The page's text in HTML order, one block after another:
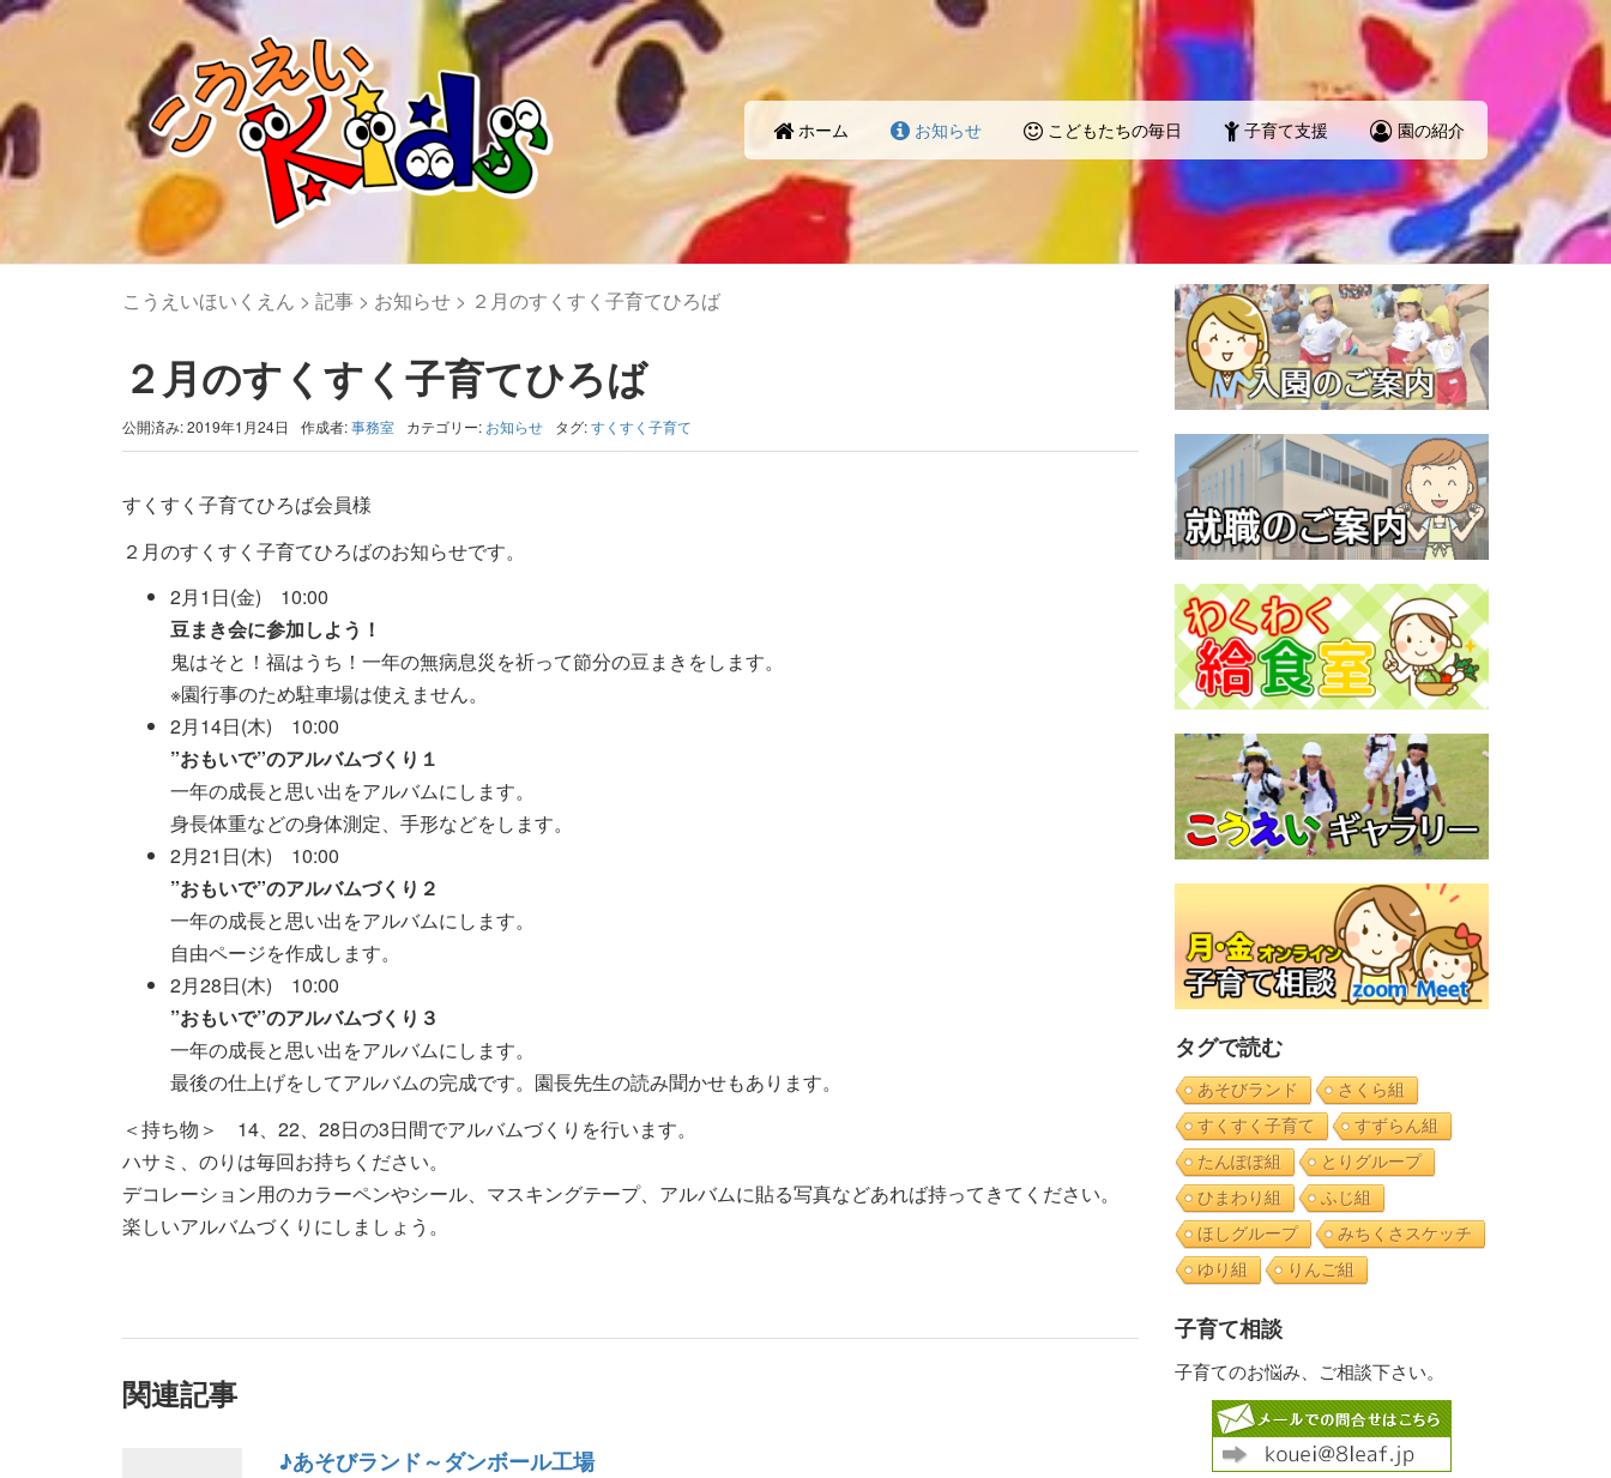
ホーム お知らせ こどもたちの毎日 子育て支援 園の紹介
こうえいほいくえん > 記事 > お知らせ > ２月のすくすく子育てひろば
２月のすくすく子育てひろば
公開済み: 2019年1月24日 作成者:事務室 カテゴリー: お知らせ タグ:すくすく子育て
すくすく子育てひろば会員様
２月のすくすく子育てひろばのお知らせです。
2月1日(金) 10:00
豆まき会に参加しよう！
鬼はそと！福はうち！一年の無病息災を祈って節分の豆まきをします。
※園行事のため駐車場は使えません。
2月14日(木) 10:00
”おもいで”のアルバムづくり１
一年の成長と思い出をアルバムにします。
身長体重などの身体測定、手形などをします。
2月21日(木) 10:00
”おもいで”のアルバムづくり２
一年の成長と思い出をアルバムにします。
自由ページを作成します。
2月28日(木) 10:00
”おもいで”のアルバムづくり３
一年の成長と思い出をアルバムにします。
最後の仕上げをしてアルバムの完成です。園長先生の読み聞かせもあります。
＜持ち物＞ 14、22、28日の3日間でアルバムづくりを行います。
ハサミ、のりは毎回お持ちください。
デコレーション用のカラーペンやシール、マスキングテープ、アルバムに貼る写真などあれば持ってきてください。
楽しいアルバムづくりにしましょう。
関連記事
♪あそびランド～ダンボール工場
タグで読む
あそびランド
さくら組
すくすく子育て
すずらん組
たんぽぽ組
とりグループ
ひまわり組
ふじ組
ほしグループ
みちくさスケッチ
ゆり組
りんご組
子育て相談
子育てのお悩み、ご相談下さい。